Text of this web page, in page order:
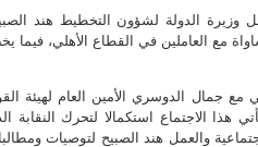
وزيرة الدولة لشؤون التخطيط هند
مع العاملين في القطاع الأهلي، فيما
جمال الدوسري الأمين العام لهيئة
هذا الاجتماع استكمالا لتحرك النقابة
والعمل هند الصبيح لتوصيات